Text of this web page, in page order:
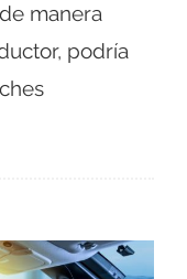
manera
podría